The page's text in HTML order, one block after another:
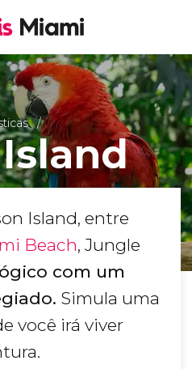
Island, entre
Beach, Jungle
com um
Simula uma
você irá viver